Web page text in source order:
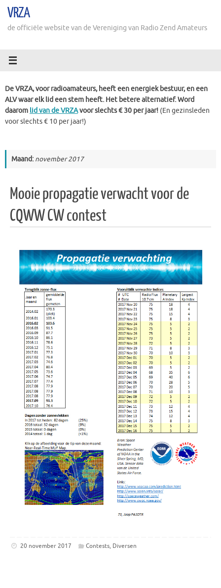
naarVRZA
de officiële website van de Vereniging van Radio Zend Amateurs
De VRZA, voor radioamateurs, heeft een energiek bestuur, en een
ALV waar elk lid een stem heeft. Het betere alternatief. Word
daarom lid van de VRZAvoor slechts € 30 per jaar! (En gezinsleden
voor slechts € 10 per jaar!)
Maand: november 2017
Mooie propagatie verwacht voor de
CQWW CW contest
20 november 2017 Contests, Diversen